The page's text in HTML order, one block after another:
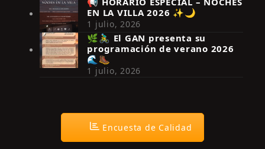
Síguenos en Instagram
EN LA VILLA 2026 ✨🌙
1 julio, 2026
🌿🚴‍♂️ El GAN presenta su
programación de verano 2026
🌊🥾
1 julio, 2026
Encuesta de Calidad